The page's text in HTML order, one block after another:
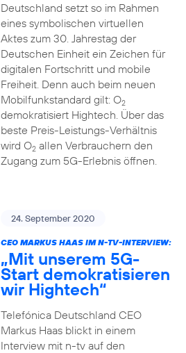
Deutschland setzt so im Rahmen
eines symbolischen virtuellen
Aktes zum 30. Jahrestag der
Deutschen Einheit ein Zeichen für
digitalen Fortschritt und mobile
Freiheit. Denn auch beim neuen
Mobilfunkstandard gilt: O2
demokratisiert Hightech. Über das
beste Preis-Leistungs-Verhältnis
wird O2allen Verbrauchern den
Zugang zum 5G-Erlebnis öffnen.
24. September 2020
CEO MARKUS HAAS IM N-TV-INTERVIEW:
„Mit unserem 5G-
Start demokratisieren
wir Hightech“
Telefónica Deutschland CEO
Markus Haas blickt in einem
Interview mit n-tv auf den